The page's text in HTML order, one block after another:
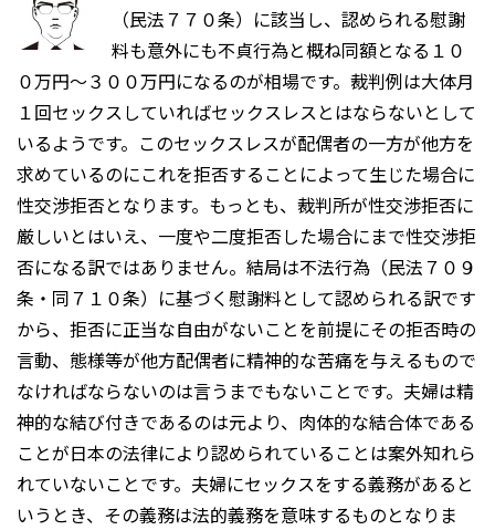
（民法７７０条）に該当し、認められる慰謝
料も意外にも不貞行為と概ね同額となる１０
０万円〜３００万円になるのが相場です。裁判例は大体月
１回セックスしていればセックスレスとはならないとして
いるようです。このセックスレスが配偶者の一方が他方を
求めているのにこれを拒否することによって生じた場合に
性交渉拒否となります。もっとも、裁判所が性交渉拒否に
厳しいとはいえ、一度や二度拒否した場合にまで性交渉拒
否になる訳ではありません。結局は不法行為（民法７０９
条・同７１０条）に基づく慰謝料として認められる訳です
から、拒否に正当な自由がないことを前提にその拒否時の
言動、態様等が他方配偶者に精神的な苦痛を与えるもので
なければならないのは言うまでもないことです。夫婦は精
神的な結び付きであるのは元より、肉体的な結合体である
ことが日本の法律により認められていることは案外知れら
れていないことです。夫婦にセックスをする義務があると
いうとき、その義務は法的義務を意味するものとなりま